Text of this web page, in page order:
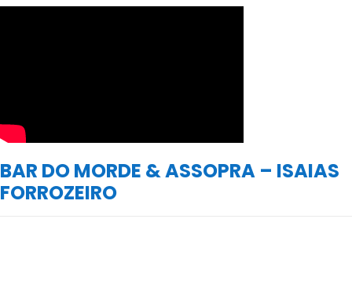
BAR DO MORDE & ASSOPRA – ISAIAS
FORROZEIRO